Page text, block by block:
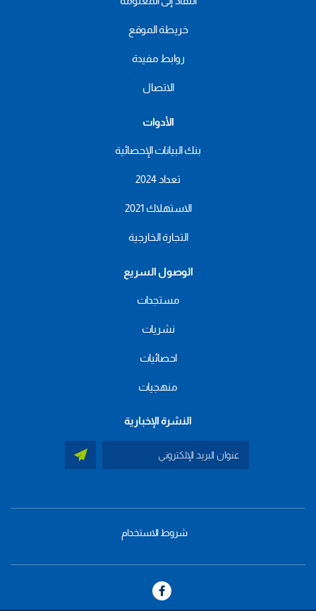
خريطة الموقع
روابط مفيدة
الاتصال
الأدوات
بنك البيانات الإحصائية
تعداد 2024
الاستهلاك 2021
التجارة الخارجية
الوصول السريع
مستجدات
نشريات
احصائيات
منهجيات
النشرة الإخبارية
footer
شروط الاستخدام